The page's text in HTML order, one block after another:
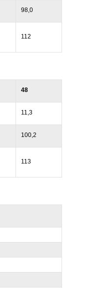
98,0
112
48
11,3
100,2
113